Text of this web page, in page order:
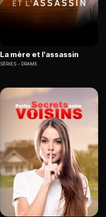
La mère et l'assassin
SÉRIES DRAME